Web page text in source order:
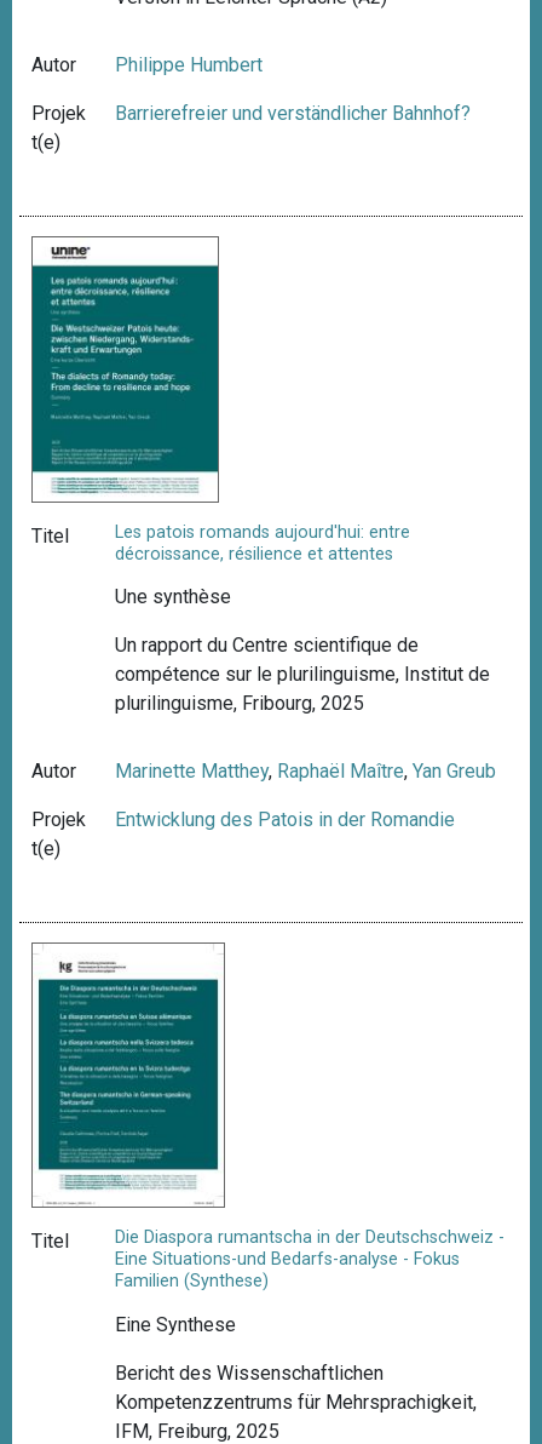
Autor Philippe Humbert
Projek
t(e)
Barrierefreier und verständlicher Bahnhof?
Titel
Les patois romands aujourd'hui: entre
décroissance, résilience et attentes
Une synthèse
Un rapport du Centre scientifique de
compétence sur le plurilinguisme, Institut de
plurilinguisme, Fribourg, 2025
Autor Marinette Matthey, Raphaël Maître,Yan Greub
Projek
t(e)
Entwicklung des Patois in der Romandie
Titel
Die Diaspora rumantscha in der Deutschschweiz -
Eine Situations-und Bedarfs-analyse - Fokus
Familien (Synthese)
Eine Synthese
Bericht des Wissenschaftlichen
Kompetenzzentrums für Mehrsprachigkeit,
IFM, Freiburg, 2025